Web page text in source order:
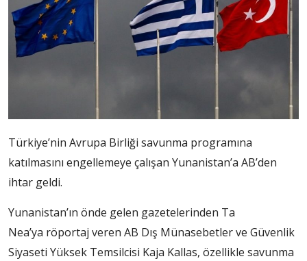
Türkiye’nin Avrupa Birliği savunma programına
katılmasını engellemeye çalışan Yunanistan’a AB’den
ihtar geldi.
Yunanistan’ın önde gelen gazetelerinden Ta
Nea’ya röportaj veren AB Dış Münasebetler ve Güvenlik
Siyaseti Yüksek Temsilcisi Kaja Kallas, özellikle savunma